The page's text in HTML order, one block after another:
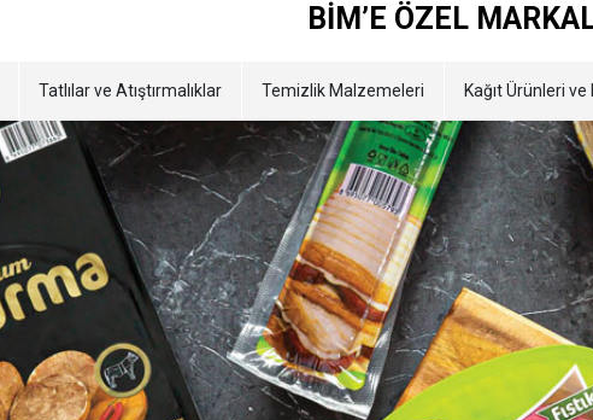
BİM’E ÖZEL
Tatlılar ve Atıştırmalıklar Temizlik Malzemeleri Kağıt Ürünleri